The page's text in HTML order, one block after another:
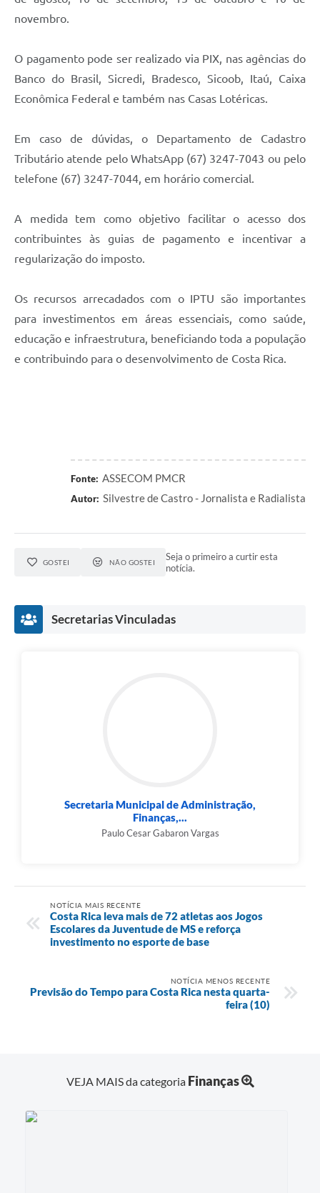
novembro.
O pagamento pode ser realizado via PIX, nas agências do
Banco do Brasil, Sicredi, Bradesco, Sicoob, Itaú, Caixa
Econômica Federal e também nas Casas Lotéricas.
Em caso de dúvidas, o Departamento de Cadastro
Tributário atende pelo WhatsApp (67) 3247-7043 ou pelo
telefone (67) 3247-7044, em horário comercial.
A medida tem como objetivo facilitar o acesso dos
contribuintes às guias de pagamento e incentivar a
regularização do imposto.
Os recursos arrecadados com o IPTU são importantes
para investimentos em áreas essenciais, como saúde,
educação e infraestrutura, beneficiando toda a população
e contribuindo para o desenvolvimento de Costa Rica.
Fonte: ASSECOM PMCR
Autor: Silvestre de Castro - Jornalista e Radialista
GOSTEI NÃO GOSTEI
Seja o primeiro a curtir esta
notícia.
Secretarias Vinculadas
Secretaria Municipal de Administração,
Finanças,...
Paulo Cesar Gabaron Vargas
NOTÍCIA MAIS RECENTE
Costa Rica leva mais de 72 atletas aos Jogos
Escolares da Juventude de MS e reforça
investimento no esporte de base
NOTÍCIA MENOS RECENTE
Previsão do Tempo para Costa Rica nesta quarta-
feira (10)
VEJA MAIS da categoria Finanças